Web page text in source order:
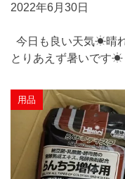
2022年6月30日
今日も良い天気☀晴
とりあえず暑いで
用品